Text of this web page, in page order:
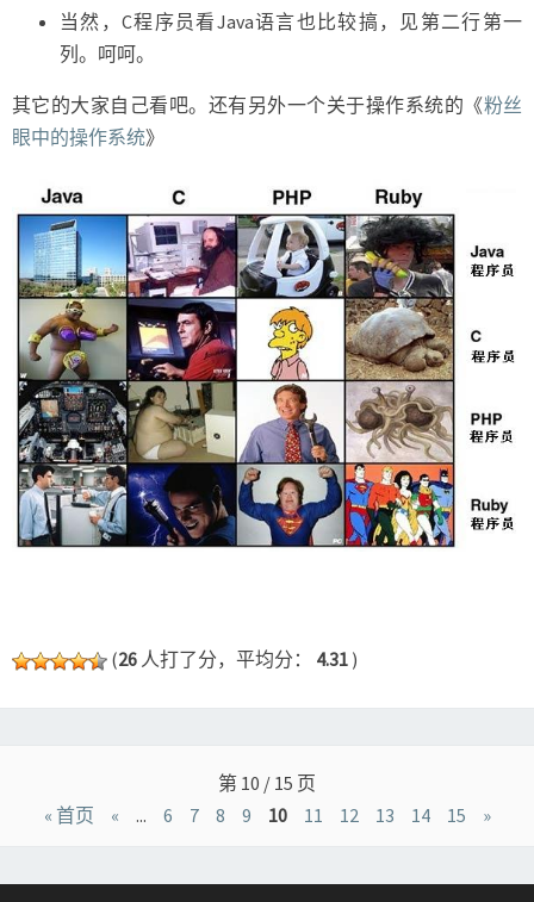
当然，C程序员看Java语言也比较搞，见第二行第一
列。呵呵。
其它的大家自己看吧。还有另外一个关于操作系统的《粉丝
眼中的操作系统》
(26 人打了分，平均分： 4.31 )
第 10 / 15 页
« 首页
« ... 6 7 8 9 10 11 12 13 14 15 »